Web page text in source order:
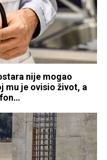
nije mogao
mu je ovisio život, a